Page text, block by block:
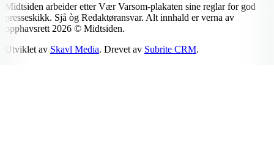
Midtsiden arbeider etter Vær Varsom-plakaten sine reglar for god
presseskikk. Sjå òg Redaktøransvar. Alt innhald er verna av
opphavsrett 2026 © Midtsiden.
Utviklet av Skavl Media. Drevet av Subrite CRM.